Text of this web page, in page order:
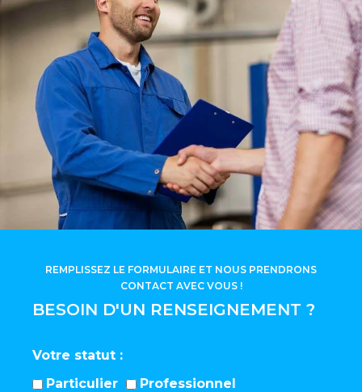
BESOIN D'UN RENSEIGNEMENT ?
REMPLISSEZ LE FORMULAIRE ET NOUS PRENDRONS
CONTACT AVEC VOUS !
Votre statut
Particulier
Professionnel